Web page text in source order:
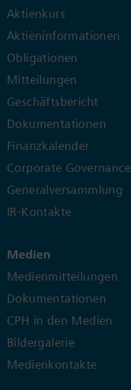
Aktienkurs
Aktieninformationen
Obligationen
Mitteilungen
Geschäftsbericht
Dokumentationen
Finanzkalender
Corporate Governance
Generalversammlung
IR-Kontakte
Medien
Medienmitteilungen
Dokumentationen
CPH in den Medien
Bildergalerie
Medienkontakte